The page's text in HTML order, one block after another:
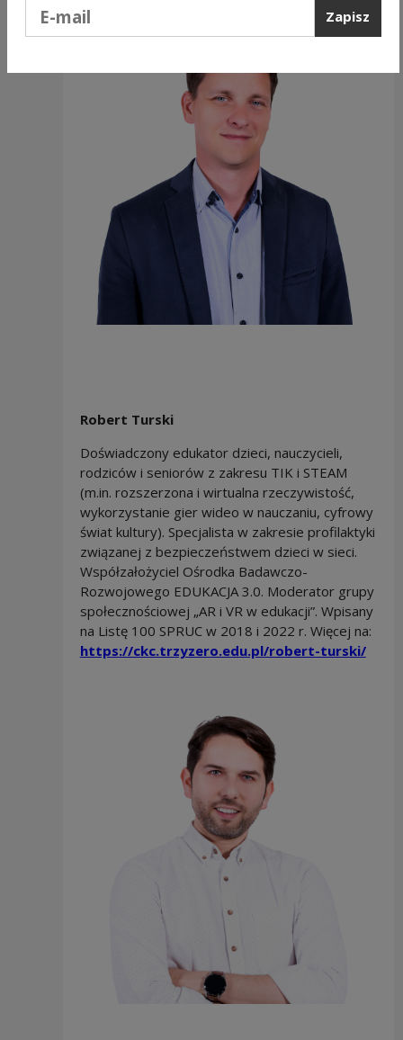
https://ckc.trzyzero.edu.pl/marcin-wolski
Robert Turski
Doświadczony edukator dzieci, nauczycieli,
rodziców i seniorów z zakresu TIK i STEAM
(m.in. rozszerzona i wirtualna rzeczywistość,
wykorzystanie gier wideo w nauczaniu, cyfrowy
świat kultury). Specjalista w zakresie profilaktyki
związanej z bezpieczeństwem dzieci w sieci.
Współzałożyciel Ośrodka Badawczo-
Rozwojowego EDUKACJA 3.0. Moderator grupy
społecznościowej „AR i VR w edukacji”. Wpisany
na Listę 100 SPRUC w 2018 i 2022 r. Więcej na:
https://ckc.trzyzero.edu.pl/robert-turski/
Zapisz